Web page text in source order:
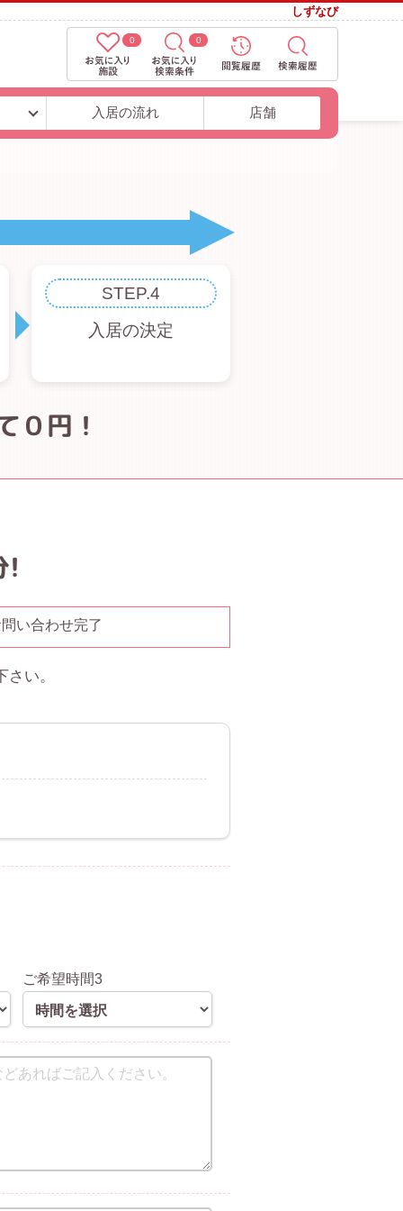
しずなび
0 0
入居の流れ 店舗
STEP.4
入居の決定
０円！
!
い合わせ完了
い。
ご希望時間3